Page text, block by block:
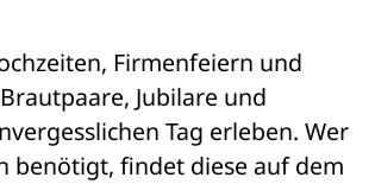
Firmenfeiern und
Jubilare und
Tag erleben. Wer
benötigt, findet diese auf dem